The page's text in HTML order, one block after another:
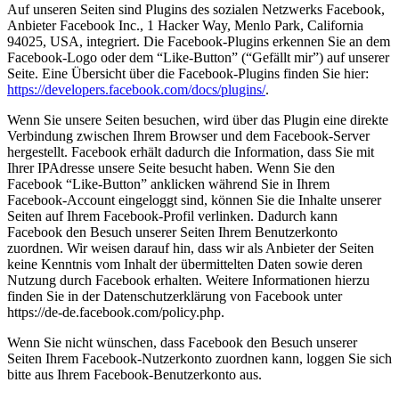
Auf unseren Seiten sind Plugins des sozialen Netzwerks Facebook,
Anbieter Facebook Inc., 1 Hacker Way, Menlo Park, California
94025, USA, integriert. Die Facebook-Plugins erkennen Sie an dem
Facebook-Logo oder dem “Like-Button” (“Gefällt mir”) auf unserer
Seite. Eine Übersicht über die Facebook-Plugins finden Sie hier:
https://developers.facebook.com/docs/plugins/.
Wenn Sie unsere Seiten besuchen, wird über das Plugin eine direkte
Verbindung zwischen Ihrem Browser und dem Facebook-Server
hergestellt. Facebook erhält dadurch die Information, dass Sie mit
Ihrer IPAdresse unsere Seite besucht haben. Wenn Sie den
Facebook “Like-Button” anklicken während Sie in Ihrem
Facebook-Account eingeloggt sind, können Sie die Inhalte unserer
Seiten auf Ihrem Facebook-Profil verlinken. Dadurch kann
Facebook den Besuch unserer Seiten Ihrem Benutzerkonto
zuordnen. Wir weisen darauf hin, dass wir als Anbieter der Seiten
keine Kenntnis vom Inhalt der übermittelten Daten sowie deren
Nutzung durch Facebook erhalten. Weitere Informationen hierzu
finden Sie in der Datenschutzerklärung von Facebook unter
https://de-de.facebook.com/policy.php.
Wenn Sie nicht wünschen, dass Facebook den Besuch unserer
Seiten Ihrem Facebook-Nutzerkonto zuordnen kann, loggen Sie sich
bitte aus Ihrem Facebook-Benutzerkonto aus.